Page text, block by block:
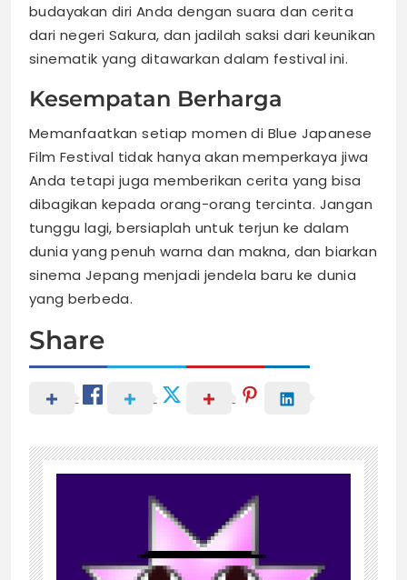
budayakan diri Anda dengan suara dan cerita
dari negeri Sakura, dan jadilah saksi dari keunikan
sinematik yang ditawarkan dalam festival ini.
Kesempatan Berharga
Memanfaatkan setiap momen di Blue Japanese
Film Festival tidak hanya akan memperkaya jiwa
Anda tetapi juga memberikan cerita yang bisa
dibagikan kepada orang-orang tercinta. Jangan
tunggu lagi, bersiaplah untuk terjun ke dalam
dunia yang penuh warna dan makna, dan biarkan
sinema Jepang menjadi jendela baru ke dunia
yang berbeda.
Share